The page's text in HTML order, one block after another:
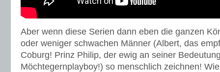
Aber wenn diese Serien dann eben die ganzen
oder weniger schwachen Männer (Albert, das
Coburg! Prinz Philip, der ewig an seiner
Möchtegernplayboy!) so menschlich zeichnen!